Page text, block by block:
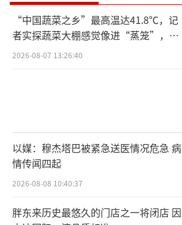
“中国蔬菜之乡”最高温达41.8℃，记
者实探蔬菜大棚感觉像进“蒸笼”，有
村民称只能凌晨两点起来干活
2026-08-07 13:26:40
以媒：穆杰塔巴被紧急送医情况危急 病
情传闻四起
2026-08-08 10:40:37
胖东来历史最悠久的门店之一将闭店 因